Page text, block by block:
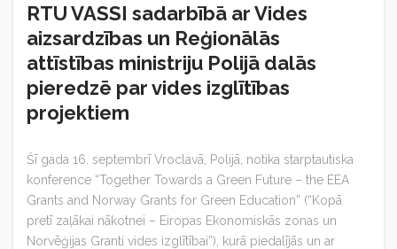
RTU VASSI sadarbībā ar Vides
aizsardzības un Reģionālās
attīstības ministriju Polijā dalās
pieredzē par vides izglītības
projektiem
Šī gada 16. septembrī Vroclavā, Polijā, notika starptautiska
konference “Together Towards a Green Future – the EEA
Grants and Norway Grants for Green Education” (“Kopā
pretī zaļākai nākotnei – Eiropas Ekonomiskās zonas un
Norvēģijas Granti vides izglītībai”), kurā piedalījās un ar